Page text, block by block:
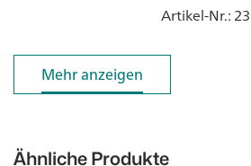
Artikel-Nr.:
Mehr anzeigen
Mehr anzeigen
Ähnliche Produkte